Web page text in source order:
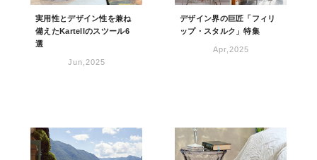
実用性とデザイン性を兼ね
備えたKartellのスツール6
選
Jun,2025
デザイン界の巨匠「フィリ
ップ・スタルク」特集
Apr,2025